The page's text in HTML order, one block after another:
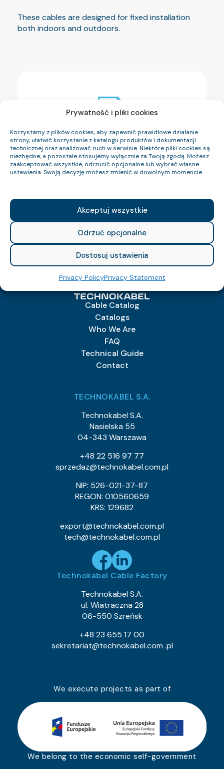
Prywatność i pliki cookies
Korzystamy z plików cookies, aby zapewnić prawidłowe działanie
strony, ułatwić korzystanie z katalogu produktów i dokumentacji
technicznej oraz analizować ruch w serwisie. Niektóre pliki cookies są
niezbędne, a pozostałe stosujemy wyłącznie za Twoją zgodą. Możesz
zaakceptować wszystkie, odrzucić opcjonalne lub wybrać własne
ustawienia. Swoją decyzję możesz zmienić w dowolnym momencie.
Akceptuj wszystkie
Odrzuć opcjonalne
Dostosuj ustawienia
Privacy PolicyPrivacy Statement
These cables are designed for fixed installation
both indoors and outdoors.
View certificate in format .pdf
Cable Catalog
Catalogs
Who We Are
FAQ
Technical Guide
Contact
TECHNOKABEL S.A.
Technokabel S.A.
Nasielska 55
04-343 Warszawa
+48 22 516 97 77
sprzedaz@technokabel.com.pl
NIP: 526-021-37-87
REGON: 010560659
KRS: 129682
export@technokabel.com.pl
tech@technokabel.com.pl
Technokabel Cable Factory
Technokabel S.A.
ul. Wiatraczna 28
06-550 Szreńsk
+48 23 655 17 00
sekretariat@technokabel.com .pl
We execute projects as part of
We belong to the economic self-government